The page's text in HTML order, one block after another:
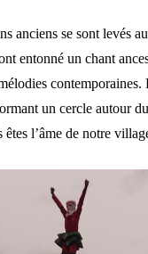
anciens se sont levés
entonné un chant
contemporaines.
un cercle autour
l’âme de notre